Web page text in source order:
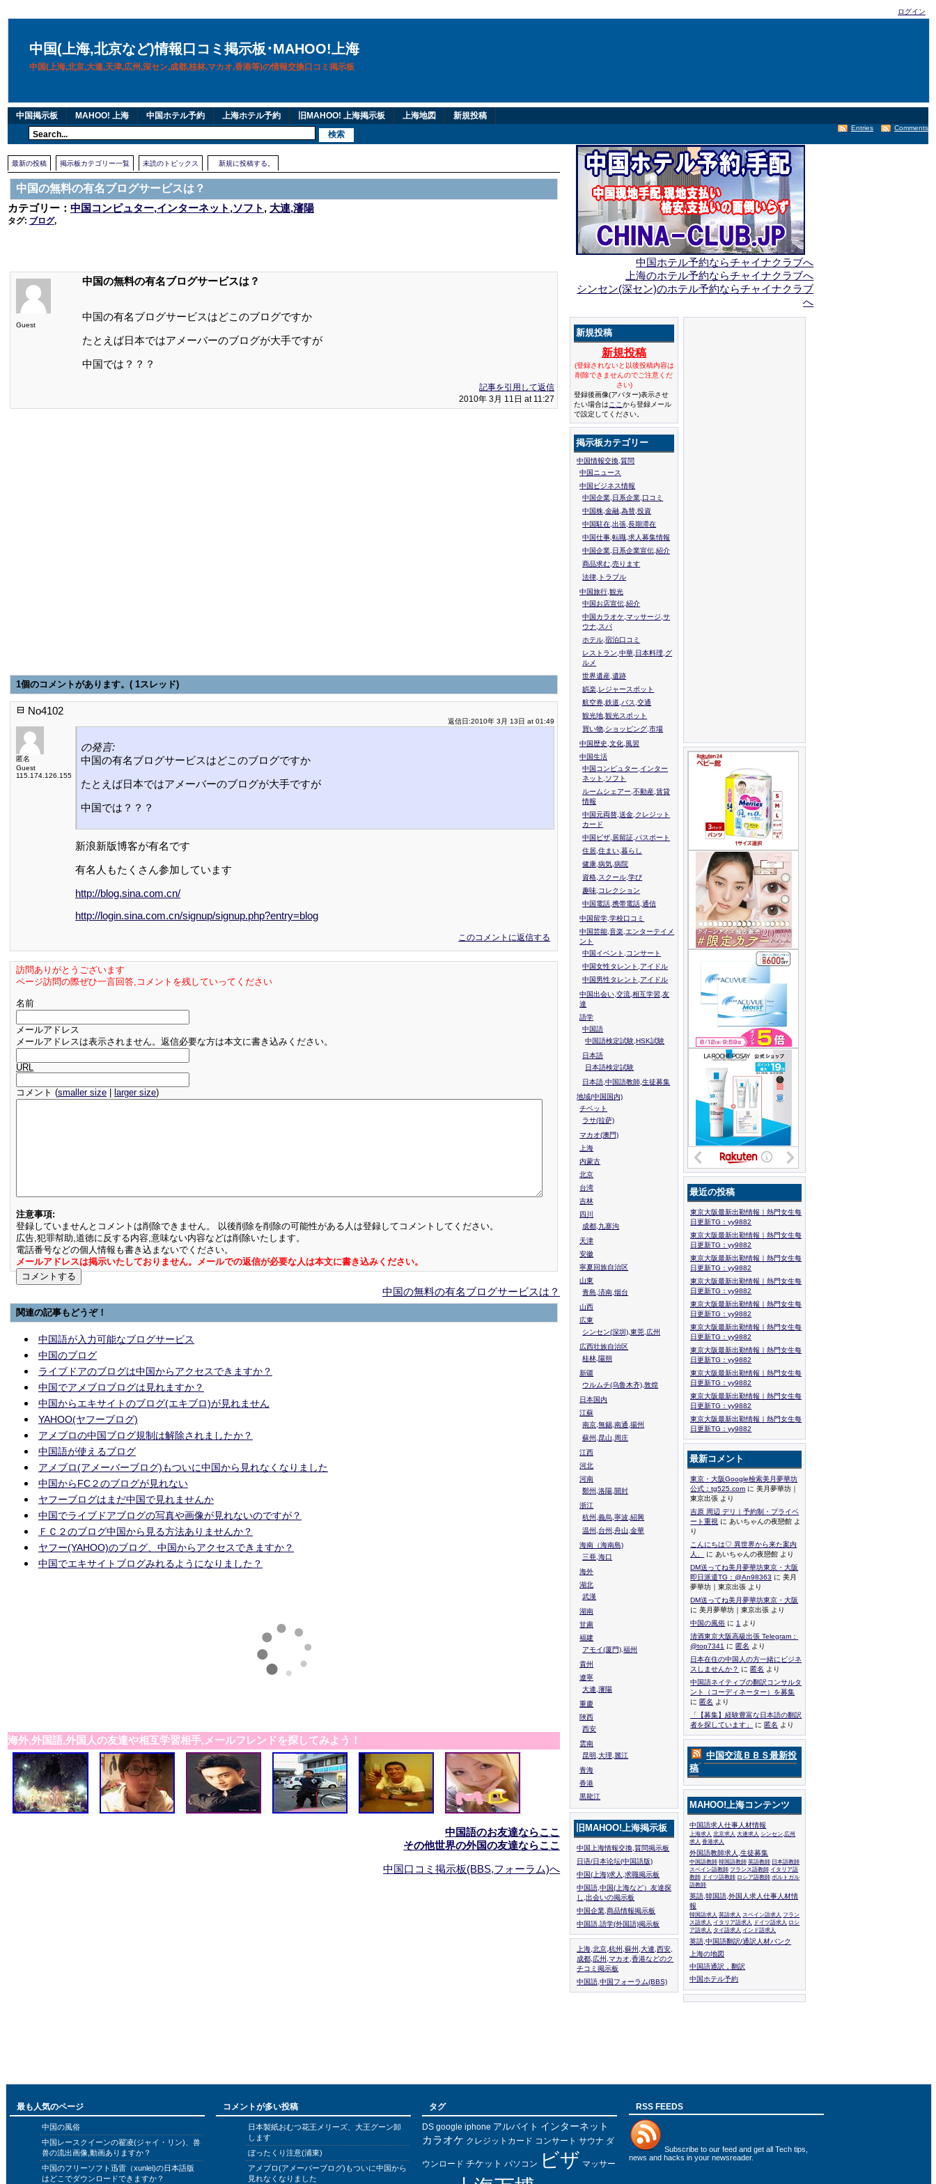
ログイン
中国(上海,北京など)情報口コミ掲示板･MAHOO!上海
中国(上海,北京,大連,天津,広州,深セン,成都,桂林,マカオ,香港等)の情報交換口コミ掲示板
中国掲示板 MAHOO! 上海 中国ホテル予約 上海ホテル予約 旧MAHOO! 上海掲示板 上海地図 新規投稿
Comments
Entries
最新の投稿 掲示板カテゴリー一覧 未読のトピックス 新規に投稿する。
中国の無料の有名ブログサービスは？
カテゴリー： 中国コンピュター,インターネット,ソフト , 大連,瀋陽
タグ: ブログ,
Guest
中国の無料の有名ブログサービスは？
中国の有名ブログサービスはどこのブログですか
たとえば日本ではアメーバーのブログが大手ですが
中国では？？？
記事を引用して返信
2010年 3月 11日 at 11:27
1個のコメントがあります。( 1スレッド)
No4102
返信日:2010年 3月 13日 at 01:49
匿名
Guest
115.174.126.155
の発言:
中国の有名ブログサービスはどこのブログですか
たとえば日本ではアメーバーのブログが大手ですが
中国では？？？
新浪新版博客が有名です
有名人もたくさん参加しています
http://blog.sina.com.cn/
http://login.sina.com.cn/signup/signup.php?entry=blog
このコメントに返信する
訪問ありがとうございます
ページ訪問の際ぜひ一言回答,コメントを残していってください
名前
メールアドレス
メールアドレスは表示されません。返信必要な方は本文に書き込みください。
URL
コメント (smaller size larger size)
注意事項:
登録していませんとコメントは削除できません。 以後削除を削除の可能性がある人は登録してコメントしてください。
広告,犯罪幇助,道徳に反する内容,意味ない内容などは削除いたします。
電話番号などの個人情報も書き込まないでください。
メールアドレスは掲示いたしておりません。メールでの返信が必要な人は本文に書き込みください。
中国の無料の有名ブログサービスは？
関連の記事もどうぞ！
中国語が入力可能なブログサービス
中国のブログ
ライブドアのブログは中国からアクセスできますか？
中国でアメブロブログは見れますか？
中国からエキサイトのブログ(エキブロ)が見れません
YAHOO(ヤフーブログ)
アメブロの中国ブログ規制は解除されましたか？
中国語が使えるブログ
アメブロ(アメーバーブログ)もついに中国から見れなくなりました
中国からFC２のブログが見れない
ヤフーブログはまだ中国で見れませんか
中国でライブドアブログの写真や画像が見れないのですが？
ＦＣ２のブログ中国から見る方法ありませんか？
ヤフー(YAHOO)のブログ、中国からアクセスできますか？
中国でエキサイトブログみれるようになりました？
海外,外国語,外国人の友達や相互学習相手,メールフレンドを探してみよう！
中国語のお友達ならここ
その他世界の外国の友達ならここ
中国口コミ掲示板(BBS,フォーラム)へ
中国ホテル予約ならチャイナクラブへ
上海のホテル予約ならチャイナクラブへ
シンセン(深セン)のホテル予約ならチャイナクラブ
へ
新規投稿
新規投稿
(登録されないと以後投稿内容は
削除できませんのでご注意くだ
さい)
登録後画像(アバター)表示させ
たい場合は ここから登録メール
で設定してください。
掲示板カテゴリー
中国情報交換,質問
中国ニュース
中国ビジネス情報
中国企業,日系企業,口コミ
中国株,金融,為替,投資
中国駐在,出張,長期滞在
中国仕事,転職,求人募集情報
中国企業,日系企業宣伝,紹介
商品求む,売ります
法律,トラブル
中国旅行,観光
中国お店宣伝,紹介
中国カラオケ,マッサージ,サ
ウナ,スパ
ホテル,宿泊口コミ
レストラン,中華,日本料理,グ
ルメ
世界遺産,遺跡
娯楽,レジャースポット
航空券,鉄道,バス,交通
観光地,観光スポット
買い物,ショッピング,市場
中国歴史,文化,風習
中国生活
中国コンピュター,インター
ネット,ソフト
ルームシェアー,不動産,賃貸
情報
中国元両替,送金,クレジット
カード
中国ビザ,居留証,パスポート
住居,住まい,暮らし
健康,病気,病院
資格,スクール,学び
趣味,コレクション
中国電話,携帯電話,通信
中国留学,学校口コミ
中国芸能,音楽,エンターテイメ
ント
中国イベント,コンサート
中国女性タレント,アイドル
中国男性タレント,アイドル
中国出会い,交流,相互学習,友
達
語学
中国語
中国語検定試験,HSK試験
日本語
日本語検定試験
日本語,中国語教師,生徒募集
地域(中国国内)
チベット
ラサ(拉萨)
マカオ(澳門)
上海
内蒙古
北京
台湾
吉林
四川
成都,九寨沟
天津
安徽
寧夏回族自治区
山東
青島,済南,烟台
山西
広東
シンセン(深圳),東莞,広州
広西壮族自治区
桂林,陽朔
新疆
ウルムチ(乌鲁木齐),敦煌
日本国内
江蘇
南京,無錫,南通,揚州
蘇州,昆山,周庄
江西
河北
河南
鄭州,洛陽,開封
浙江
杭州,義烏,寧波,紹興
温州,台州,舟山,金華
海南（海南島)
三亜,海口
海外
湖北
武漢
湖南
甘粛
福建
アモイ(厦門),福州
貴州
遼寧
大連,瀋陽
重慶
陜西
西安
雲南
昆明,大理,麗江
青海
香港
黒龍江
旧MAHOO!上海掲示板
中国上海情報交換,質問掲示板
日语/日本论坛(中国語版)
中国(上海)求人,求職掲示板
中国語,中国(上海など）友達探
し,出会いの掲示板
中国企業,商品情報掲示板
中国語.語学(外国語)掲示板
上海,北京,杭州,蘇州,大連,西安,
成都,広州,マカオ,香港などのク
チコミ掲示板
中国語,中国フォーラム(BBS)
最近の投稿
東京大阪最新出勤情報｜熱門女生每
日更新TG：yy9882
東京大阪最新出勤情報｜熱門女生每
日更新TG：yy9882
東京大阪最新出勤情報｜熱門女生每
日更新TG：yy9882
東京大阪最新出勤情報｜熱門女生每
日更新TG：yy9882
東京大阪最新出勤情報｜熱門女生每
日更新TG：yy9882
東京大阪最新出勤情報｜熱門女生每
日更新TG：yy9882
東京大阪最新出勤情報｜熱門女生每
日更新TG：yy9882
東京大阪最新出勤情報｜熱門女生每
日更新TG：yy9882
東京大阪最新出勤情報｜熱門女生每
日更新TG：yy9882
東京大阪最新出勤情報｜熱門女生每
日更新TG：yy9882
最新コメント
東京・大阪Google檢索美月夢華坊
公式：tg525.com に 美月夢華坊｜
東京出張 より
吉原 周辺 デリ｜予約制・プライベ
ート重視 に あいちゃんの夜戀館 よ
り
こんにちは♡ 異世界から来た案内
人、
に あいちゃんの夜戀館 より
DM送ってね美月夢華坊東京・大阪
即日派遣TG：@An98363 に 美月
夢華坊｜東京出張 より
DM送ってね美月夢華坊東京・大阪
に 美月夢華坊｜東京出張 より
中国の風俗 に 1
より
清酒東京大阪高級出張 Telegram：
@top7341 に 匿名 より
日本在住の中国人の方一緒にビジネ
スしませんか？ に 匿名 より
中国語ネイティブの翻訳コンサルタ
ント（コーディネーター）を募集
に 匿名 より
「【募集】経験豊富な日本語の翻訳
者を探しています」
に 匿名 より
中国交流ＢＢＳ最新投
稿
MAHOO!上海コンテンツ
中国語求人仕事人材情報
上海求人 北京求人 大連求人 シンセン,広州
求人 香港求人
外国語教師求人,生徒募集
中国語教師 韓国語教師 英語教師 日本語教師
スペイン語教師 フランス語教師 イタリア語
教師 ドイツ語教師 ロシア語教師 ポルトガル
語教師
英語,韓国語,外国人求人仕事人材情
報
韓国語求人 英語求人 スペイン語求人 フラン
ス語求人 イタリア語求人 ドイツ語求人 ロシ
ア語求人 タイ語求人 インド語求人
英語,中国語翻訳/通訳人材バンク
上海の地図
中国語通訳，翻訳
中国ホテル予約
最も人気のページ
中国の風俗
中国レースクイーンの翟凌(ジャイ・リン)、兽
兽の流出画像,動画ありますか？
中国のフリーソフト迅雷（xunlei)の日本語版
はどこでダウンロードできますか？
コメントが多い投稿
日本製紙おむつ花王メリーズ、大王グーン卸
します
ぼったくり注意(浦東)
アメブロ(アメーバーブログ)もついに中国から
見れなくなりました
タグ
DS google iphone アルバイト インターネット
カラオケ クレジットカード コンサート サウナ ダ
ウンロード チケット パソコン ビザ マッサー
RSS FEEDS
Subscribe to our feed and get all Tech tips,
news and hacks in your newsreader.